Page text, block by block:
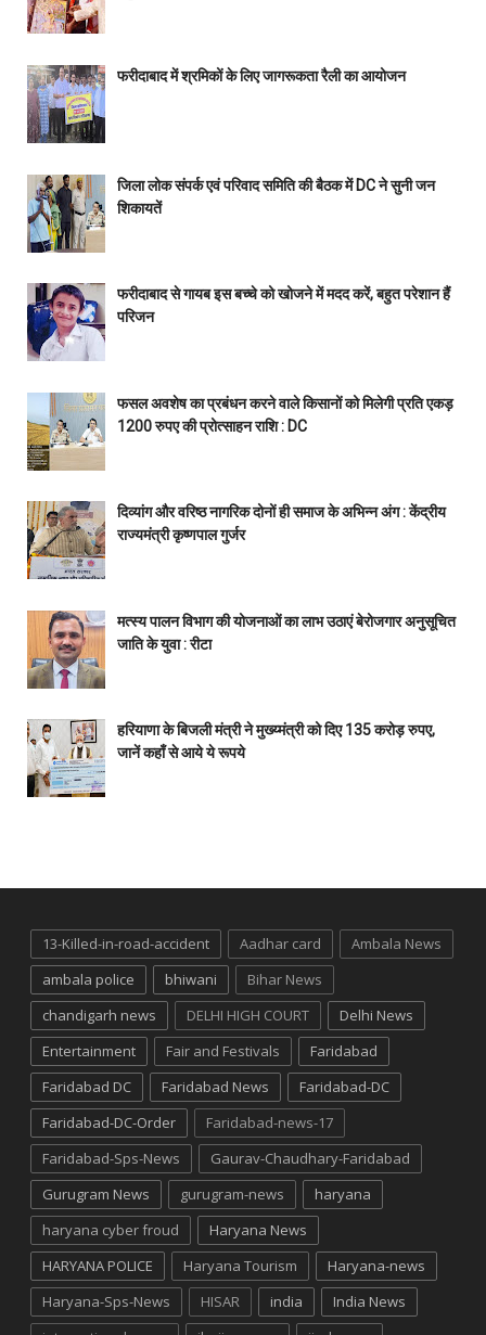
फरीदाबाद में श्रमिकों के लिए जागरूकता रैली का आयोजन
जिला लोक संपर्क एवं परिवाद समिति की बैठक में DC ने सुनी जन
शिकायतें
फरीदाबाद से गायब इस बच्चे को खोजने में मदद करें, बहुत परेशान हैं
परिजन
फसल अवशेष का प्रबंधन करने वाले किसानों को मिलेगी प्रति एकड़
1200 रुपए की प्रोत्साहन राशि : DC
दिव्यांग और वरिष्ठ नागरिक दोनों ही समाज के अभिन्न अंग : केंद्रीय
राज्यमंत्री कृष्णपाल गुर्जर
मत्स्य पालन विभाग की योजनाओं का लाभ उठाएं बेरोजगार अनुसूचित
जाति के युवा : रीटा
हरियाणा के बिजली मंत्री ने मुख्य्मंत्री को दिए 135 करोड़ रुपए,
जानें कहाँ से आये ये रूपये
13-Killed-in-road-accident Aadhar card
Ambala News
ambala police
bhiwani
Bihar News
chandigarh news
DELHI HIGH COURT
Delhi News
Entertainment
Fair and Festivals
Faridabad
Faridabad DC
Faridabad News
Faridabad-DC
Faridabad-DC-Order
Faridabad-news-17
Faridabad-Sps-News
Gaurav-Chaudhary-Faridabad
Gurugram News
gurugram-news
haryana
haryana cyber froud
Haryana News
HARYANA POLICE
Haryana Tourism
Haryana-news
Haryana-Sps-News
HISAR india
India News